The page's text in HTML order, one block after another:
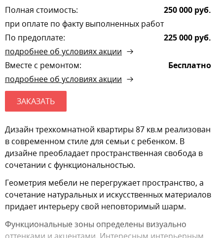
Полная стоимость:
250 000 руб.
при оплате по факту выполненных работ
По предоплате:
225 000 руб.
подробнее об условиях акции
Вместе с ремонтом:
Бесплатно
подробнее об условиях акции
ЗАКАЗАТЬ
Дизайн трехкомнатной квартиры 87 кв.м реализован
в современном стиле для семьи c ребенком. В
дизайне преобладает пространственная свобода в
сочетании с функциональностью.
Геометрия мебели не перегружает пространство, а
сочетание натуральных и искусственных материалов
придает интерьеру свой неповторимый шарм.
Функциональные зоны определены визуально